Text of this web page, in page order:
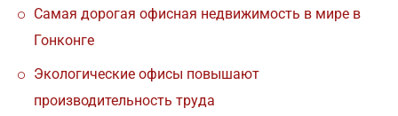
Самая дорогая офисная недвижимость в мире в
Гонконге
Экологические офисы повышают
производительность труда